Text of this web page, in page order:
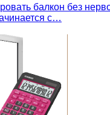
балкон без
с…